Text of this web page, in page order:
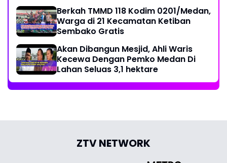
Berkah TMMD 118 Kodim 0201/Medan,
Warga di 21 Kecamatan Ketiban
Sembako Gratis
Akan Dibangun Mesjid, Ahli Waris
Kecewa Dengan Pemko Medan Di
Lahan Seluas 3,1 hektare
ZTV NETWORK